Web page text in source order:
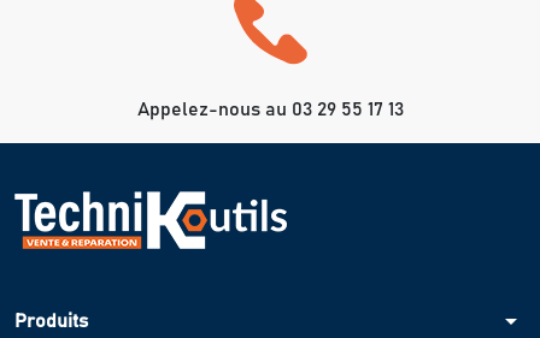
Appelez-nous au 03 29 55 17 13
Produits arrow_drop_down